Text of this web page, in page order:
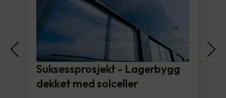
Suksessprosjekt - Lagerbygg
dekket med solceller